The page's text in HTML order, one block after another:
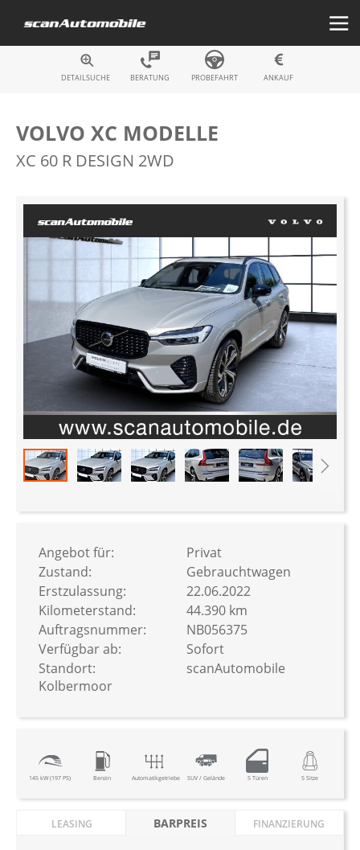
Fahrzeugsuche
DETAILSUCHE BERATUNG PROBEFAHRT ANKAUF
VOLVO XC MODELLE
XC 60 R DESIGN 2WD
Ende
der
Bildergalerie
Anfang
Bildergalerie
springen
145 kW (197 PS) Benzin Automatikgetriebe SUV / Gelände 5 Türen 5 Sitze
Angebot für:
Privat
Zustand:
Gebrauchtwagen
Erstzulassung:
22.06.2022
Kilometerstand:
44.390 km
Auftragsnummer:
NB056375
Verfügbar ab:
Sofort
Standort:
scanAutomobile
Kolbermoor
LEASING BARPREIS FINANZIERUNG